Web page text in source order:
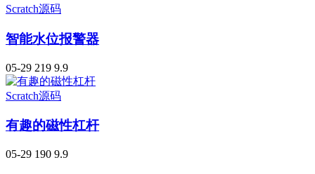
Scratch源码
智能水位报警器
05-29 219 9.9
Scratch源码
有趣的磁性杠杆
05-29 190 9.9